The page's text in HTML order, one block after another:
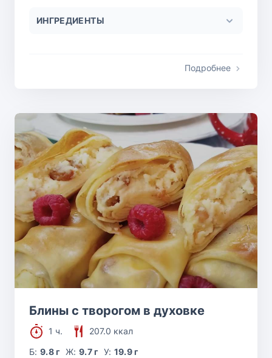
ИНГРЕДИЕНТЫ
Подробнее
Блины с творогом в духовке
1 ч.
207.0 ккал
Б:9.8 г Ж: 9.7 г У: 19.9 г